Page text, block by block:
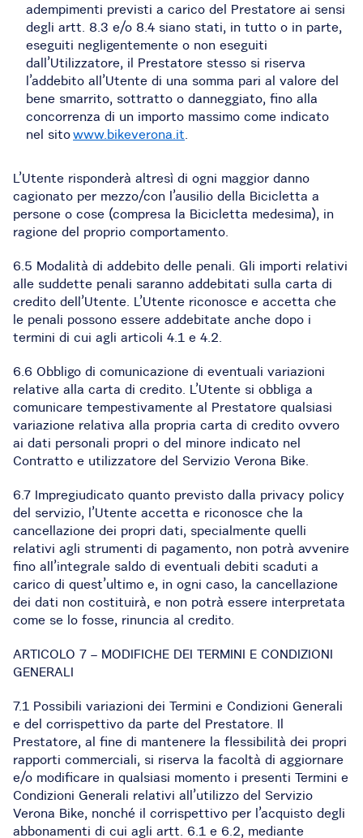
adempimenti previsti a carico del Prestatore ai sensi
degli artt. 8.3 e/o 8.4 siano stati, in tutto o in parte,
eseguiti negligentemente o non eseguiti
dall’Utilizzatore, il Prestatore stesso si riserva
l’addebito all’Utente di una somma pari al valore del
bene smarrito, sottratto o danneggiato, fino alla
concorrenza di un importo massimo come indicato
nel sitowww.bikeverona.it.
L’Utente risponderà altresì di ogni maggior danno
cagionato per mezzo/con l’ausilio della Bicicletta a
persone o cose (compresa la Bicicletta medesima), in
ragione del proprio comportamento.
6.5 Modalità di addebito delle penali. Gli importi relativi
alle suddette penali saranno addebitati sulla carta di
credito dell’Utente. L’Utente riconosce e accetta che
le penali possono essere addebitate anche dopo i
termini di cui agli articoli 4.1 e 4.2.
6.6 Obbligo di comunicazione di eventuali variazioni
relative alla carta di credito. L’Utente si obbliga a
comunicare tempestivamente al Prestatore qualsiasi
variazione relativa alla propria carta di credito ovvero
ai dati personali propri o del minore indicato nel
Contratto e utilizzatore del Servizio Verona Bike.
6.7 Impregiudicato quanto previsto dalla privacy policy
del servizio, l’Utente accetta e riconosce che la
cancellazione dei propri dati, specialmente quelli
relativi agli strumenti di pagamento, non potrà avvenire
fino all’integrale saldo di eventuali debiti scaduti a
carico di quest’ultimo e, in ogni caso, la cancellazione
dei dati non costituirà, e non potrà essere interpretata
come se lo fosse, rinuncia al credito.
ARTICOLO 7 – MODIFICHE DEI TERMINI E CONDIZIONI
GENERALI
7.1 Possibili variazioni dei Termini e Condizioni Generali
e del corrispettivo da parte del Prestatore. Il
Prestatore, al fine di mantenere la flessibilità dei propri
rapporti commerciali, si riserva la facoltà di aggiornare
e/o modificare in qualsiasi momento i presenti Termini e
Condizioni Generali relativi all’utilizzo del Servizio
Verona Bike, nonché il corrispettivo per l’acquisto degli
abbonamenti di cui agli artt. 6.1 e 6.2, mediante